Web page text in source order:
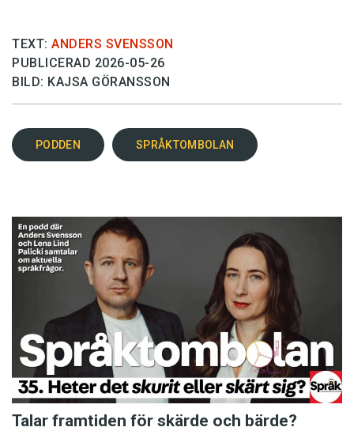
TEXT: ANDERS SVENSSON
PUBLICERAD 2026-05-26
BILD: KAJSA GÖRANSSON
PODDEN SPRÅKTOMBOLAN
Talar framtiden för skärde och bärde?